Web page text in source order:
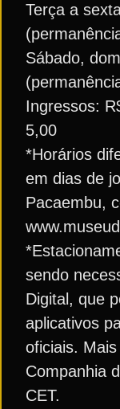
Terça a
Sábado,
Ingressos:
5,00
*Horários
em dias de
Pacaembu,
sendo
Digital, que
aplicativos
oficiais.
Companhia
CET.